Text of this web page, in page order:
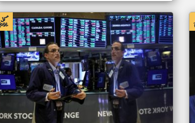
اخبار الإمارات من مباشر